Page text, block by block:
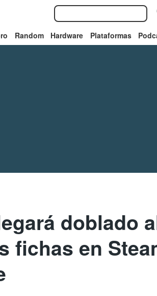
Random Hardware Plataformas
doblado
fichas en